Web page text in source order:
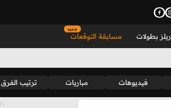
ريلز بطولات مسابقة التوقعات
جديد
فيديوهات مباريات ترتيب الفرق